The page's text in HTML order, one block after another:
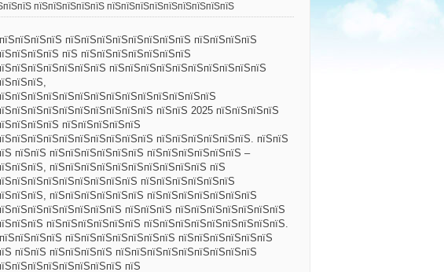
пїЅпїЅпїЅпїЅпїЅ пїЅпїЅпїЅпїЅпїЅпїЅпїЅпїЅпїЅ
пїЅпїЅпїЅпїЅпїЅпїЅпїЅпїЅ пїЅпїЅпїЅпїЅ
пїЅ пїЅпїЅпїЅпїЅпїЅпїЅпїЅ
пїЅпїЅпїЅпїЅпїЅпїЅпїЅпїЅпїЅпїЅ
пїЅпїЅ 2025 пїЅпїЅпїЅпїЅ
пїЅпїЅпїЅпїЅпїЅ
пїЅпїЅпїЅпїЅпїЅпїЅ. пїЅпїЅ
пїЅпїЅ пїЅпїЅпїЅпїЅпїЅпїЅ пїЅпїЅпїЅпїЅпїЅпїЅ –
пїЅпїЅпїЅпїЅпїЅпїЅпїЅпїЅпїЅпїЅ пїЅ
пїЅпїЅпїЅпїЅпїЅпїЅ
пїЅпїЅпїЅпїЅпїЅпїЅ пїЅпїЅпїЅпїЅпїЅпїЅпїЅ
пїЅпїЅпїЅ пїЅпїЅпїЅпїЅпїЅпїЅпїЅ
пїЅпїЅпїЅпїЅпїЅпїЅ пїЅпїЅпїЅпїЅпїЅпїЅпїЅпїЅпїЅ.
пїЅпїЅпїЅпїЅпїЅпїЅпїЅ пїЅпїЅпїЅпїЅпїЅпїЅ
пїЅпїЅ пїЅпїЅпїЅпїЅ пїЅпїЅпїЅпїЅпїЅпїЅпїЅпїЅпїЅ
пїЅ